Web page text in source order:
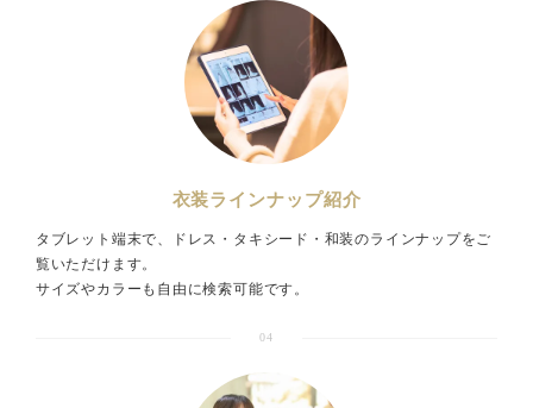
衣装ラインナップ紹介
タブレット端末で、ドレス・タキシード・和装のラインナップをご
覧いただけます。
サイズやカラーも自由に検索可能です。
04